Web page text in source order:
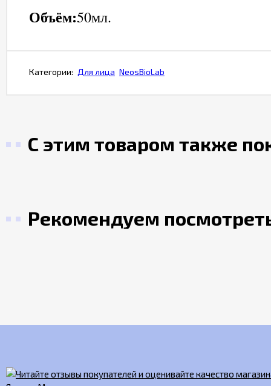
Объём:50мл.
Категории: Для лица NeosBioLab
С этим товаром также
Рекомендуем